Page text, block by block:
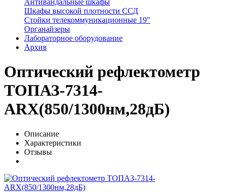
Шкафы высокой плотности ССД
Стойки телекоммуникационные 19"
Органайзеры
Лабораторное оборудование
Архив
Оптический рефлектометр
ТОПАЗ-7314-
ARX(850/1300нм,28дБ)
Описание
Характеристики
Отзывы